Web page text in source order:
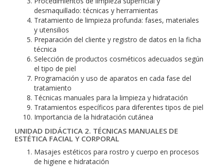
desmaquillado: técnicas y herramientas
Tratamiento de limpieza profunda: fases, materiales
y utensilios
Preparación del cliente y registro de datos en la ficha
técnica
Selección de productos cosméticos adecuados según
el tipo de piel
Programación y uso de aparatos en cada fase del
tratamiento
Técnicas manuales para la limpieza y hidratación
Tratamientos específicos para diferentes tipos de piel
Importancia de la hidratación cutánea
UNIDAD DIDÁCTICA 2. TÉCNICAS MANUALES DE
ESTÉTICA FACIAL Y CORPORAL
Masajes estéticos para rostro y cuerpo en procesos
de higiene e hidratación